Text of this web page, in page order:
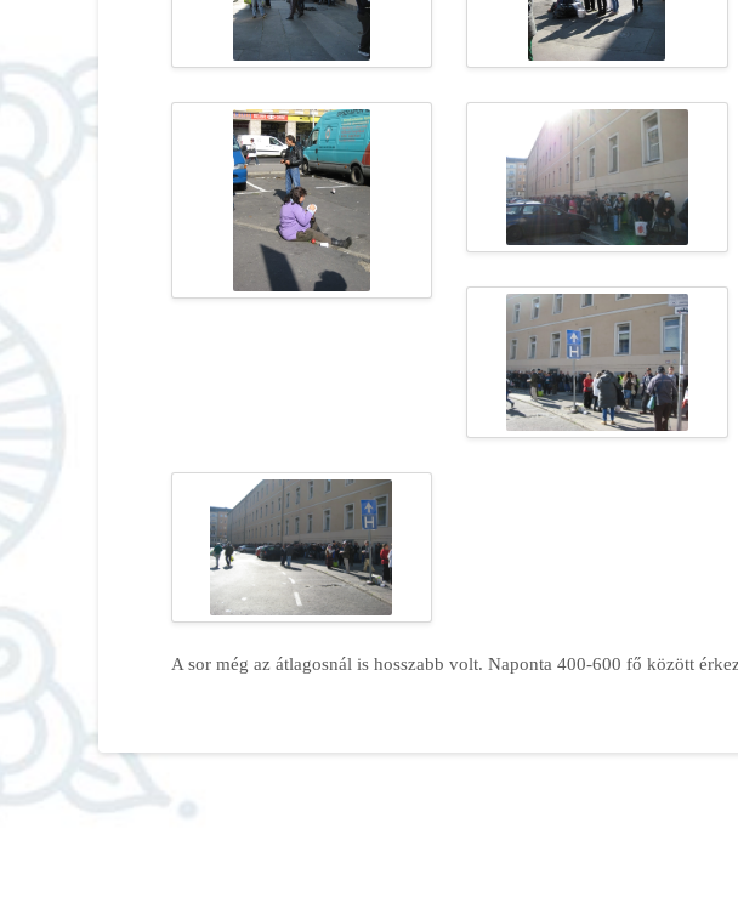
A sor még az átlagosnál is hosszabb volt. Naponta 400-600 fő között